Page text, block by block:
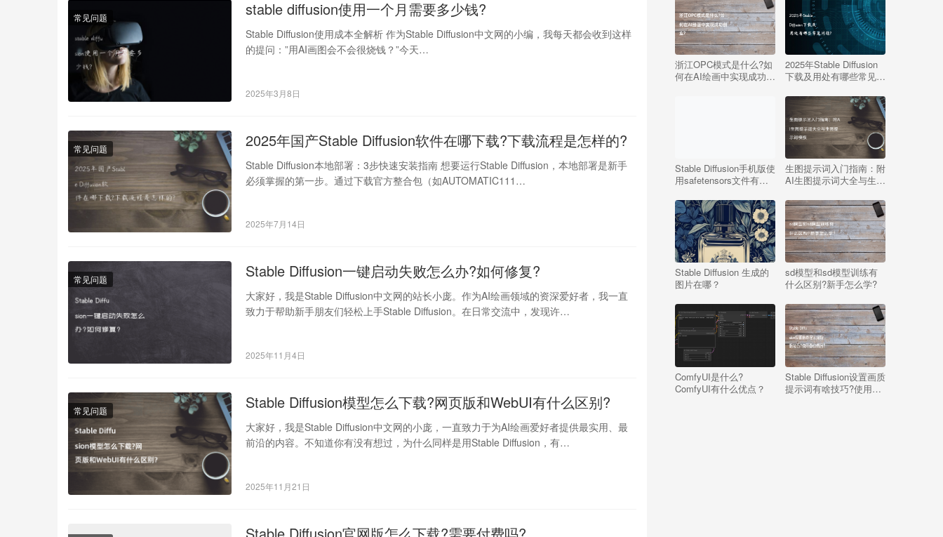
常见问题 stable diffusion使用一个月需要多少钱?
Stable Diffusion使用成本全解析 作为Stable Diffusion中文网的小编，我每天都会收到这样
的提问：”用AI画图会不会很烧钱？”今天…
2025年3月8日
常见问题 2025年国产Stable Diffusion软件在哪下载?下载流程是怎样的?
Stable Diffusion本地部署：3步快速安装指南 想要运行Stable Diffusion，本地部署是新手
必须掌握的第一步。通过下载官方整合包（如AUTOMATIC111…
2025年7月14日
常见问题 Stable Diffusion一键启动失败怎么办?如何修复?
大家好，我是Stable Diffusion中文网的站长小庞。作为AI绘画领域的资深爱好者，我一直
致力于帮助新手朋友们轻松上手Stable Diffusion。在日常交流中，发现许…
2025年11月4日
常见问题 Stable Diffusion模型怎么下载?网页版和WebUI有什么区别?
大家好，我是Stable Diffusion中文网的小庞，一直致力于为AI绘画爱好者提供最实用、最
前沿的内容。不知道你有没有想过，为什么同样是用Stable Diffusion，有…
2025年11月21日
浙江OPC模式是什么?如
何在AI绘画中实现成功创
2025年Stable Diffusion
下载及用处有哪些常见问
Stable Diffusion手机版使
用safetensors文件有哪
生图提示词入门指南：附
AI生图提示词大全与生图
Stable Diffusion 生成的
图片在哪？
sd模型和sd模型训练有
什么区别?新手怎么学?
ComfyUI是什么?
ComfyUI有什么优点？
Stable Diffusion设置画质
提示词有啥技巧?使用要